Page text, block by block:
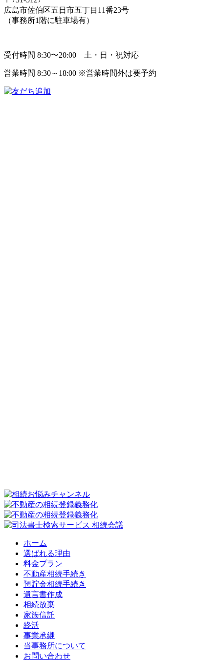
広島市佐伯区五日市五丁目11番23号
（事務所1階に駐車場有）
受付時間 8:30〜20:00 土・日・祝対応
営業時間 8:30～18:00 ※営業時間外は要予約
ホーム
選ばれる理由
料金プラン
不動産相続手続き
預貯金相続手続き
遺言書作成
相続放棄
家族信託
終活
事業承継
当事務所について
お問い合わせ